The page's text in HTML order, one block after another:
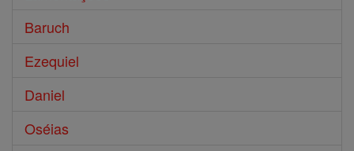
Baruch
Ezequiel
Daniel
Oséias